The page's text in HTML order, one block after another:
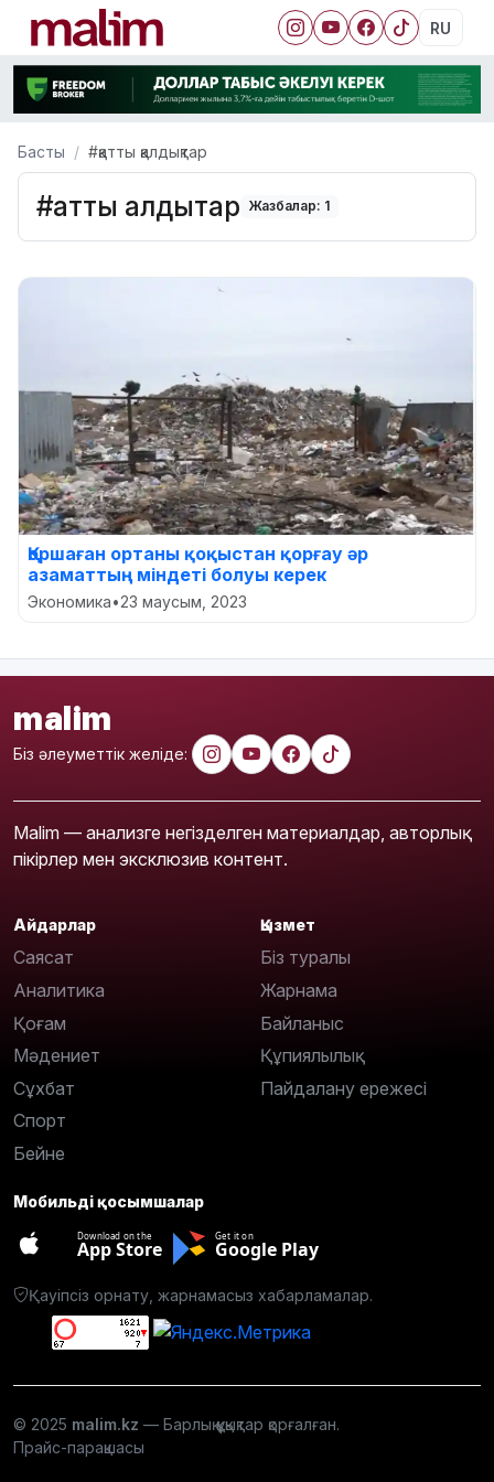
RU
Басты #қатты қалдықтар
#қатты қалдықтар Жазбалар: 1
Қоршаған ортаны қоқыстан қорғау әр
азаматтың міндеті болуы керек
Экономика•23 маусым, 2023
malim
Біз әлеуметтік желіде:
Malim — анализге негізделген материалдар, авторлық
пікірлер мен эксклюзив контент.
Айдарлар
Саясат
Аналитика
Қоғам
Мәдениет
Сұхбат
Спорт
Бейне
Қызмет
Біз туралы
Жарнама
Байланыс
Құпиялылық
Пайдалану ережесі
Мобильді қосымшалар
Download on the
App Store
Get it on
Google Play
Қауіпсіз орнату, жарнамасыз хабарламалар.
© 2025 malim.kz — Барлық құқықтар қорғалған.
Прайс-парақшасы